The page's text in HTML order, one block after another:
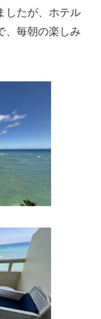
したが、ホテル
、毎朝の楽しみ